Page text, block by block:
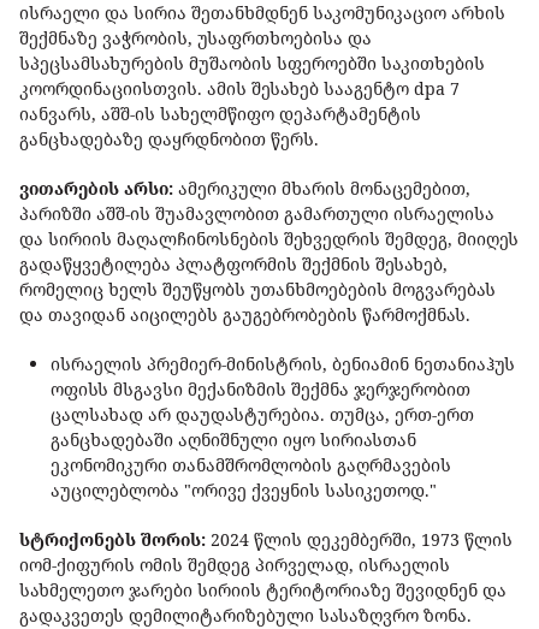
ისრაელი და სირია შეთანხმდნენ საკომუნიკაციო არხის
შექმნაზე ვაჭრობის, უსაფრთხოებისა და
სპეცსამსახურების მუშაობის სფეროებში საკითხების
კოორდინაციისთვის. ამის შესახებ სააგენტო dpa 7
იანვარს, აშშ-ის სახელმწიფო დეპარტამენტის
განცხადებაზე დაყრდნობით წერს.
ვითარების არსი: ამერიკული მხარის მონაცემებით,
პარიზში აშშ-ის შუამავლობით გამართული ისრაელისა
და სირიის მაღალჩინოსნების შეხვედრის შემდეგ, მიიღეს
გადაწყვეტილება პლატფორმის შექმნის შესახებ,
რომელიც ხელს შეუწყობს უთანხმოებების მოგვარებას
და თავიდან აიცილებს გაუგებრობების წარმოქმნას.
ისრაელის პრემიერ-მინისტრის, ბენიამინ ნეთანიაჰუს
ოფისს მსგავსი მექანიზმის შექმნა ჯერჯერობით
ცალსახად არ დაუდასტურებია. თუმცა, ერთ-ერთ
განცხადებაში აღნიშნული იყო სირიასთან
ეკონომიკური თანამშრომლობის გაღრმავების
აუცილებლობა "ორივე ქვეყნის სასიკეთოდ."
სტრიქონებს შორის: 2024 წლის დეკემბერში, 1973 წლის
იომ-ქიფურის ომის შემდეგ პირველად, ისრაელის
სახმელეთო ჯარები სირიის ტერიტორიაზე შევიდნენ და
გადაკვეთეს დემილიტარიზებული სასაზღვრო ზონა.